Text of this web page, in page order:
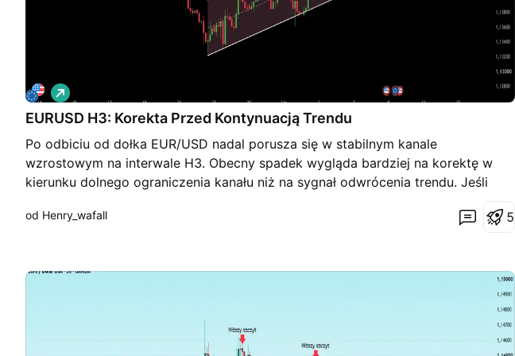
EURUSD H3: Korekta Przed Kontynuacją Trendu
Po odbiciu od dołka EUR/USD nadal porusza się w stabilnym kanale
wzrostowym na interwale H3. Obecny spadek wygląda bardziej na korektę w
kierunku dolnego ograniczenia kanału niż na sygnał odwrócenia trendu. Jeśli
poprowadzić EUR/USD w stronę 1,1480–1,1500. Dopóki struktura kanału
osobistą opinię. Proszę podejmować decyzje inwestycyjne na podstawie własnej
L
o
n
od Henry_wafall 5